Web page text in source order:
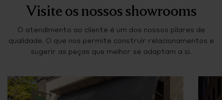
Visite os nossos showrooms
O atendimento ao cliente é um dos nossos pilares de
qualidade. O que nos permite construir relacionamentos e
sugerir as peças que melhor se adaptam a si.